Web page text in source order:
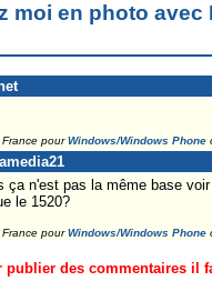
pourWindows/Windows Phone
ça n'est pas la même base
le 1520?
pourWindows/Windows Phone
publier des commentaires il